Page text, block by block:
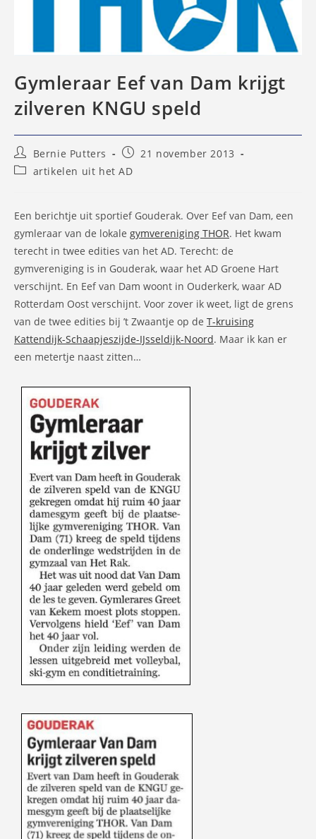
Gymleraar Eef van Dam krijgt
zilveren KNGU speld
Bericht
auteur:
Bernie Putters
Bericht
gepubliceerd
op:
21 november 2013
Berichtcategorie:
artikelen uit het AD
Een berichtje uit sportief Gouderak. Over Eef van Dam, een
gymleraar van de lokale gymvereniging THOR. Het kwam
terecht in twee edities van het AD. Terecht: de
gymvereniging is in Gouderak, waar het AD Groene Hart
verschijnt. En Eef van Dam woont in Ouderkerk, waar AD
Rotterdam Oost verschijnt. Voor zover ik weet, ligt de grens
van de twee edities bij ’t Zwaantje op de T-kruising
Kattendijk-Schaapjeszijde-IJsseldijk-Noord. Maar ik kan er
een metertje naast zitten…